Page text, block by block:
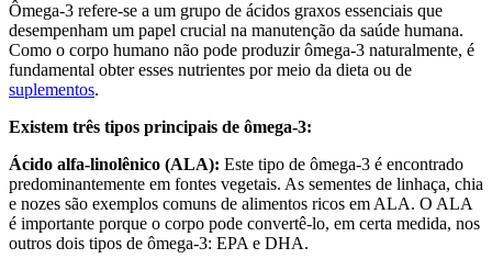
Ômega-3 refere-se a um grupo de ácidos graxos essenciais que
desempenham um papel crucial na manutenção da saúde humana.
Como o corpo humano não pode produzir ômega-3 naturalmente, é
fundamental obter esses nutrientes por meio da dieta ou de
suplementos.
Existem três tipos principais de ômega-3:
Ácido alfa-linolênico (ALA): Este tipo de ômega-3 é encontrado
predominantemente em fontes vegetais. As sementes de linhaça, chia
e nozes são exemplos comuns de alimentos ricos em ALA. O ALA
é importante porque o corpo pode convertê-lo, em certa medida, nos
outros dois tipos de ômega-3: EPA e DHA.